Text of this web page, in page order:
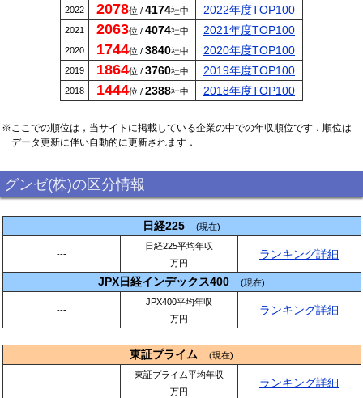
2022 2078位 / 4174社中 2022年度TOP100
2021 2063位 / 4074社中 2021年度TOP100
2020 1744位 / 3840社中 2020年度TOP100
2019 1864位 / 3760社中 2019年度TOP100
2018 1444位 / 2388社中 2018年度TOP100
※ここでの順位は，当サイトに掲載している企業の中での年収順位です．順位は
データ更新に伴い自動的に更新されます．
グンゼ(株)の区分情報
日経225 (現在)
---
日経225平均年収
万円
ランキング詳細
JPX日経インデックス400 (現在)
---
JPX400平均年収
万円
ランキング詳細
東証プライム (現在)
---
東証プライム平均年収
万円
ランキング詳細